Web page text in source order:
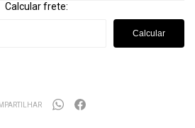
Calcular frete:
Calcular